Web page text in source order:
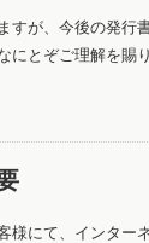
すが、今後の発行
にとぞご理解を賜
様にて、インター